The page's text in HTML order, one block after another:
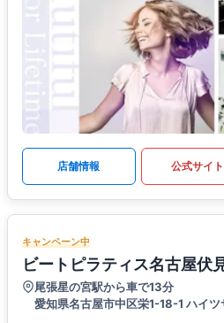
店舗情報 公式サイト
キャンペーン中
ビートピラティス名古屋伏
尾張星の宮駅から車で13分
愛知県名古屋市中区栄1-18-1 ハイ